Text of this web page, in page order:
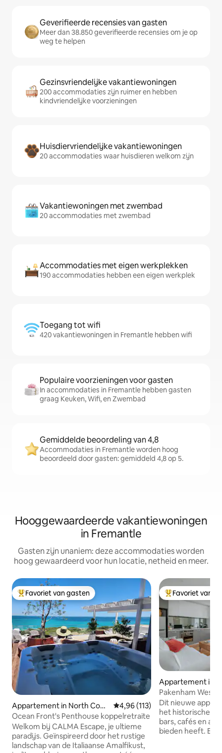
Geverifieerde recensies van gasten
Meer dan 38.850 geverifieerde recensies om je op
weg te helpen
Gezinsvriendelijke vakantiewoningen
200 accommodaties zijn ruimer en hebben
kindvriendelijke voorzieningen
Huisdiervriendelijke vakantiewoningen
20 accommodaties waar huisdieren welkom zijn
Vakantiewoningen met zwembad
20 accommodaties met zwembad
Accommodaties met eigen werkplekken
190 accommodaties hebben een eigen werkplek
Toegang tot wifi
420 vakantiewoningen in Fremantle hebben wifi
Populaire voorzieningen voor gasten
In accommodaties in Fremantle hebben gasten
graag Keuken, Wifi, en Zwembad
Gemiddelde beoordeling van 4,8
Accommodaties in Fremantle worden hoog
beoordeeld door gasten: gemiddeld 4,8 op 5.
Hooggewaardeerde vakantiewoningen
in Fremantle
Gasten zijn unaniem: deze accommodaties worden
hoog gewaardeerd voor hun locatie, netheid en meer.
Topfavoriet van gasten
Favoriet van gasten
Appartement in North Coog
ee
Gemiddelde beoordeling van
4,96 (113)
Ocean Front's Penthouse koppelretraite
Welkom bij CALMA Escape, je ultieme
paradijs. Geïnspireerd door het rustige
landschap van de Italiaanse Amalfikust,
Topfavoriet van
Favoriet van
Appartement in
Pakenham West
Dit nieuwe
het historische
bars, cafés en
bieden heeft.